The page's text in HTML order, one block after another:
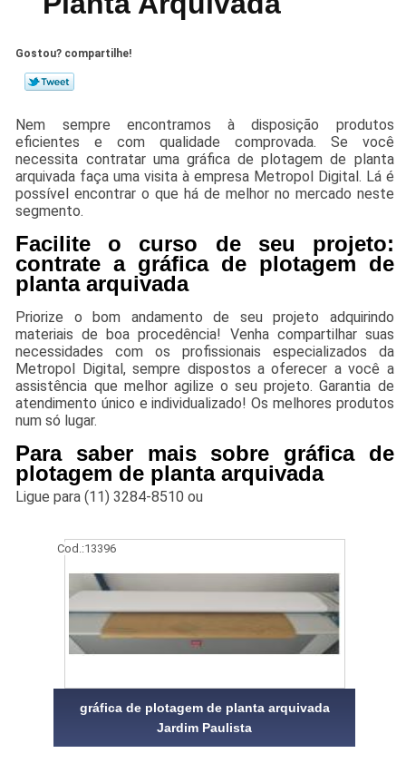
Gostou? compartilhe!
Nem sempre encontramos à disposição produtos
eficientes e com qualidade comprovada. Se você
necessita contratar uma gráfica de plotagem de planta
arquivada faça uma visita à empresa Metropol Digital. Lá é
possível encontrar o que há de melhor no mercado neste
segmento.
Facilite o curso de seu projeto:
contrate a gráfica de plotagem de
planta arquivada
Priorize o bom andamento de seu projeto adquirindo
materiais de boa procedência! Venha compartilhar suas
necessidades com os profissionais especializados da
Metropol Digital, sempre dispostos a oferecer a você a
assistência que melhor agilize o seu projeto. Garantia de
atendimento único e individualizado! Os melhores produtos
num só lugar.
Para saber mais sobre gráfica de
plotagem de planta arquivada
Ligue para(11) 3284-8510 ou
Cod.:13396
gráfica de plotagem de planta arquivada
Jardim Paulista